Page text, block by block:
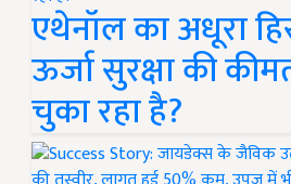
एथेनॉल का अधूरा
ऊर्जा सुरक्षा की
चुका रहा है?